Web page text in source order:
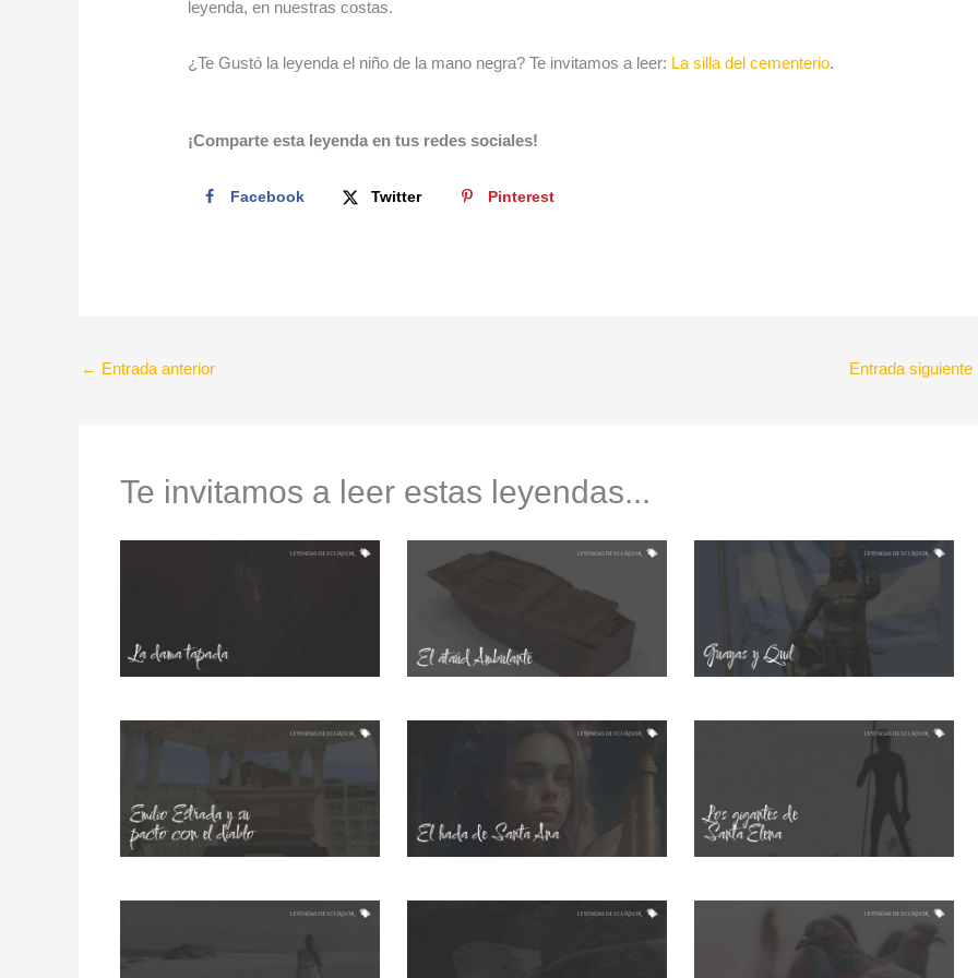
leyenda, en nuestras costas.
¿Te Gustó la leyenda el niño de la mano negra? Te invitamos a leer: La silla del cementerio.
¡Comparte esta leyenda en tus redes sociales!
Facebook Twitter Pinterest
← Entrada anterior Entrada siguiente
Te invitamos a leer estas leyendas...